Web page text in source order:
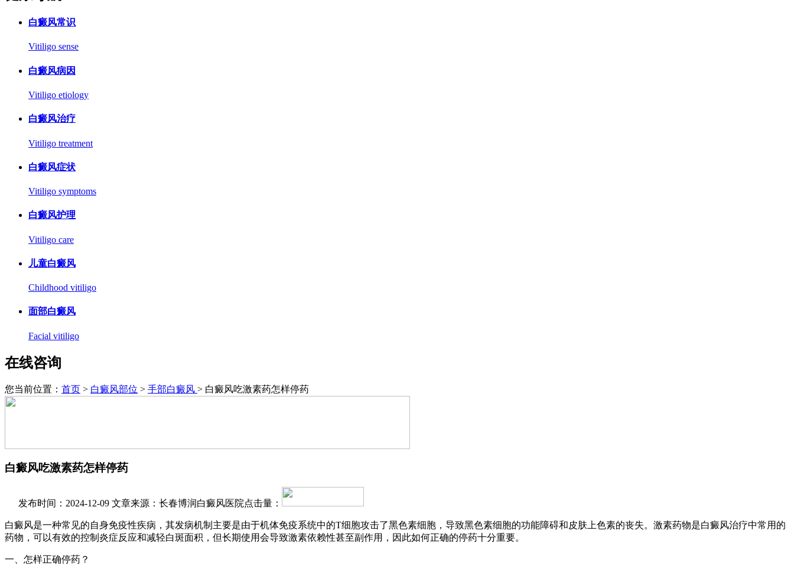
白癜风常识
Vitiligo sense
白癜风病因
Vitiligo etiology
白癜风治疗
Vitiligo treatment
白癜风症状
Vitiligo symptoms
白癜风护理
Vitiligo care
儿童白癜风
Childhood vitiligo
面部白癜风
Facial vitiligo
在线咨询
您当前位置： 首页 > 白癜风部位 > 手部白癜风 > 白癜风吃激素药怎样停药
白癜风吃激素药怎样停药
发布时间：2024-12-09 文章来源：长春博润白癜风医院点击量：
白癜风是一种常见的自身免疫性疾病，其发病机制主要是由于机体免疫系统中的T细胞攻击了黑色素细胞，导致黑色素细胞的功能障碍和皮肤上色素的丧失。激素药物是白癜风治疗中常用的
药物，可以有效的控制炎症反应和减轻白斑面积，但长期使用会导致激素依赖性甚至副作用，因此如何正确的停药十分重要。
一、怎样正确停药？